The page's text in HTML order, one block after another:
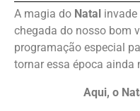
A magia do Natal invade
chegada do nosso bom
programação especial
tornar essa época ainda
Aqui, o